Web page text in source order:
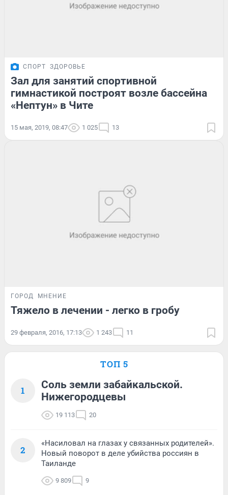
СПОРТ ЗДОРОВЬЕ
Зал для занятий спортивной
гимнастикой построят возле бассейна
«Нептун» в Чите
15 мая, 2019, 08:47 1 025 13
ГОРОД МНЕНИЕ
Тяжело в лечении - легко в гробу
29 февраля, 2016, 17:13 1 243 11
ТОП 5
1
Соль земли забайкальской.
Нижегородцевы
19 113 20
2
«Насиловал на глазах у связанных родителей».
Новый поворот в деле убийства россиян в
Таиланде
9 809 9